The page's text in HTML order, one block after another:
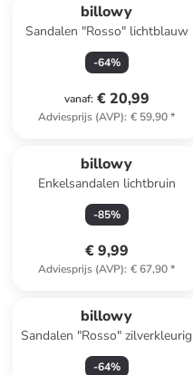
billowy
Sandalen "Rosso" lichtblauw
-64%
vanaf: € 20,99
Adviesprijs (AVP): € 59,90*
billowy
Enkelsandalen lichtbruin
-85%
€ 9,99
Adviesprijs (AVP): € 67,90*
billowy
Sandalen "Rosso" zilverkleurig
-64%